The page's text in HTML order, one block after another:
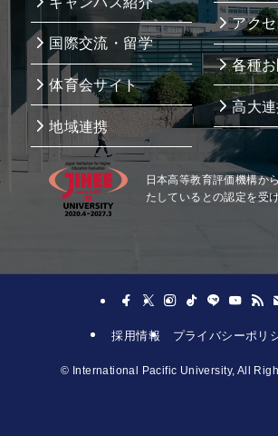
国際交流・留学
体育会サイト
地域連携
アク
各種
高大
日本高等教育評価機構か
たしているとの認定を受
採用情報 プライバシーポリ
© International Pacific University, All